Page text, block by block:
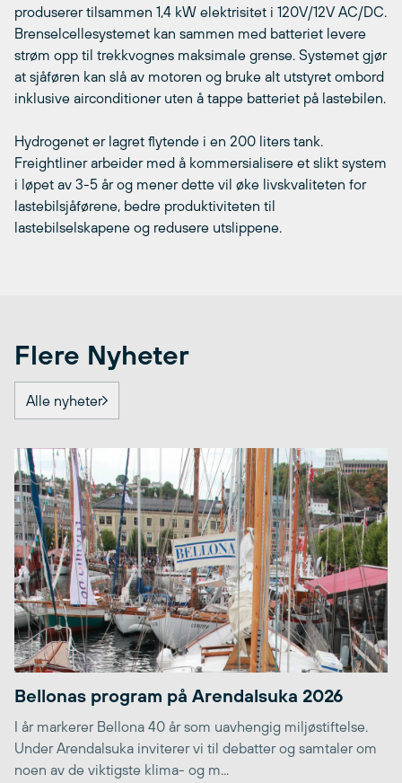
produserer tilsammen 1,4 kW elektrisitet i 120V/12V AC/DC.
Brenselcellesystemet kan sammen med batteriet levere
strøm opp til trekkvognes maksimale grense. Systemet gjør
at sjåføren kan slå av motoren og bruke alt utstyret ombord
inklusive airconditioner uten å tappe batteriet på lastebilen.
Hydrogenet er lagret flytende i en 200 liters tank.
Freightliner arbeider med å kommersialisere et slikt system
i løpet av 3-5 år og mener dette vil øke livskvaliteten for
lastebilsjåførene, bedre produktiviteten til
lastebilselskapene og redusere utslippene.
Flere Nyheter
Alle nyheter
Bellonas program på Arendalsuka 2026
I år markerer Bellona 40 år som uavhengig miljøstiftelse.
Under Arendalsuka inviterer vi til debatter og samtaler om
noen av de viktigste klima- og m...